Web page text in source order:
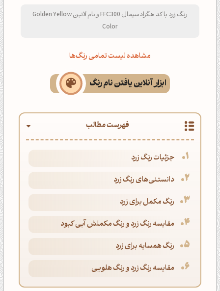
رنگ زرد با کد هگزادسیمال FFC300 و نام لاتین Golden Yellow
Color
مشاهده لیست تمامی رنگ‌ها
ابزار آنلاین یافتن نام رنگ
فهرست مطالب
جزئیات رنگ زرد
دانستنی‌های رنگ زرد
رنگ مکمل برای زرد
مقایسه رنگ زرد و رنگ مکملش آبی کبود
رنگ همسایه برای زرد
مقایسه رنگ زرد و رنگ هلویی